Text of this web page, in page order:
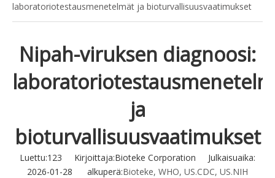
laboratoriotestausmenetelmät ja bioturvallisuusvaatimukset
Nipah-viruksen diagnoosi:
ja
bioturvallisuusvaatimukset
Luettu:123 Kirjoittaja:Bioteke Corporation Julkaisuaika:
2026-01-28 alkuperä:Bioteke, WHO, US.CDC, US.NIH